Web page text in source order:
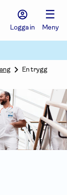
Logga in
☰
Meny
En trygg